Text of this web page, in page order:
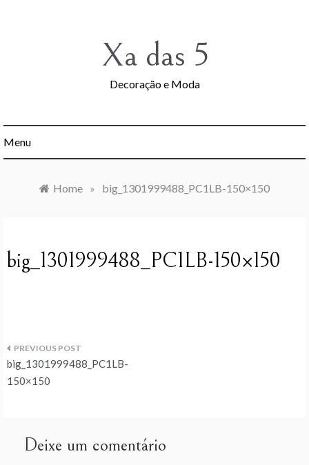
Xa das 5
Decoração e Moda
Menu
Home » big_1301999488_PC1LB-150×150
big_1301999488_PC1LB-150×150
Navegação
de
big_1301999488_PC1LB-
150×150
Deixe um comentário